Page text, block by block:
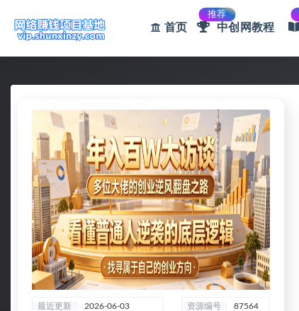
首页
推荐
中创网教程
最近更新 2026-06-03 资源编号 87564